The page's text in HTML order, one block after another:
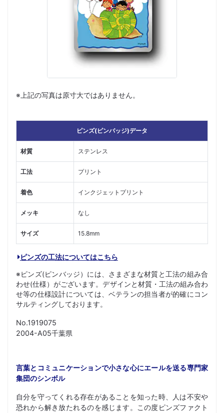
※上記の写真は原寸大ではありません。
ピンズ(ピンバッジ)データ
材質 ステンレス
工法 プリント
着色 インクジェットプリント
メッキ なし
サイズ 15.8mm
ピンズの工法についてはこちら
※ピンズ(ピンバッジ）には、さまざまな材質と工法の組み合
わせ(仕様）がございます。デザインと材質・工法の組み合わ
せ等の仕様設計については、ベテランの担当者が的確にコン
サルティングしております。
No.1919075
2004-A05千葉県
言葉とコミュニケーションで小さな心にエールを送る専門家
集団のシンボル
自分を守ってくれる存在があることを知った時、人は不安や
恐れから解き放たれるのを感じます。この度ピンズファクト